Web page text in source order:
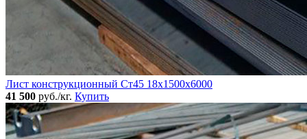
Лист конструкционный Ст45 18х1500х6000
41 500 руб./кг. Купить